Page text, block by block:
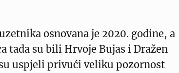
osnovana je 2020. godine, a
tada su bili Hrvoje Bujas i Dražen
uspjeli privući veliku pozornost